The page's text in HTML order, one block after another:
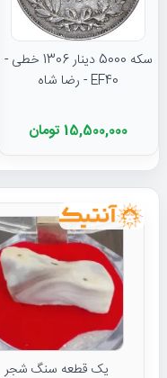
سکه 5000 دینار 1306 خطی -
EF40 - رضا شاه
15,500,000 تومان
یک قطعه سنگ شجر